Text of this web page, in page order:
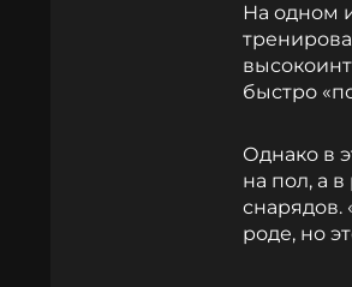
На одном
быстро
Однако в
на пол, а
снарядов.
роде, но